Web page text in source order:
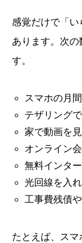
感覚だけで「
あります。次の
す。
スマホの月
テザリング
家で動画を
オンライン
無料インタ
光回線を入
工事費残債
たとえば、スマ